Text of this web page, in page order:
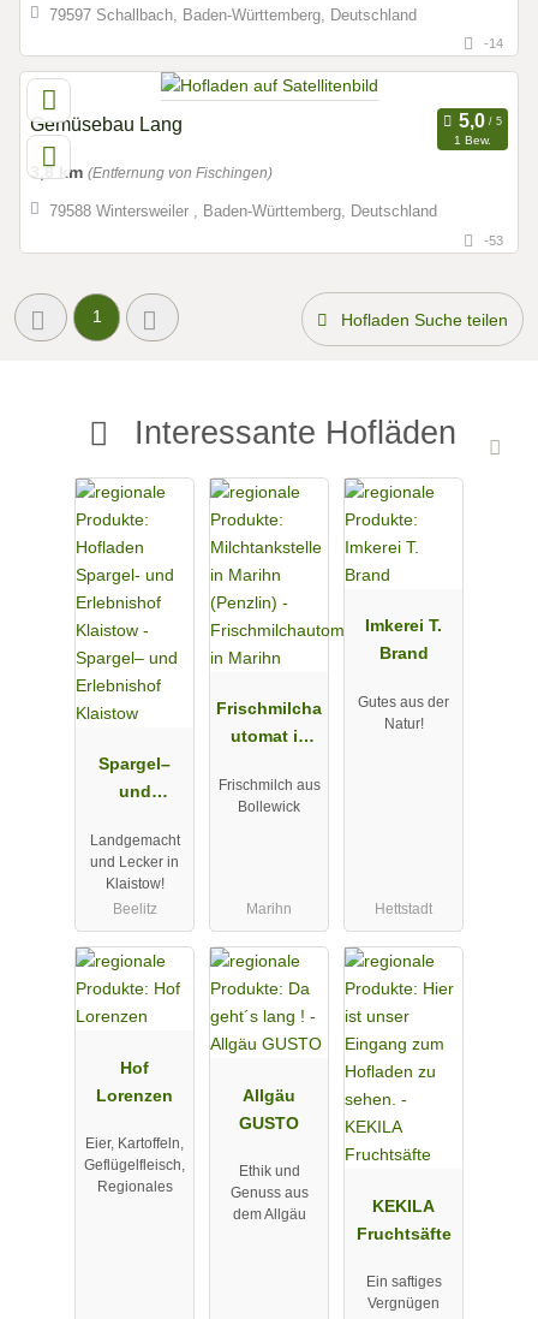
79597 Schallbach, Baden-Württemberg, Deutschland
-14
Gemüsebau Lang
1 Bew.
3,8 km (Entfernung von Fischingen)
79588 Wintersweiler , Baden-Württemberg, Deutschland
-53
1 Hofladen Suche teilen
Interessante Hofläden
Spargel–
und
Klaistow
Landgemacht
und Lecker in
Klaistow!
Beelitz
Frischmilcha
utomat in
Frischmilch aus
Bollewick
Marihn
Imkerei T.
Brand
Gutes aus der
Natur!
Hettstadt
Hof
Lorenzen
Eier, Kartoffeln,
Geflügelfleisch,
Regionales
Allgäu
GUSTO
Ethik und
Genuss aus
dem Allgäu
KEKILA
Fruchtsäfte
Ein saftiges
Vergnügen